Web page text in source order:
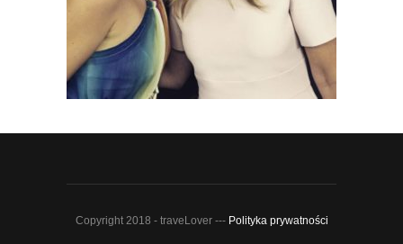
Copyright 2018 - traveLover --- Polityka prywatności